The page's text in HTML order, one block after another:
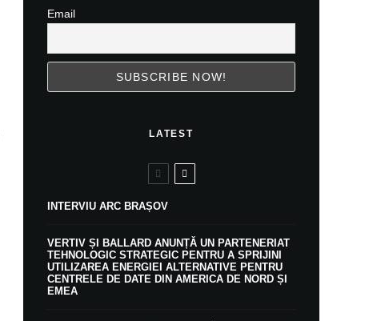
Email
LATEST
INTERVIU ARC BRAȘOV
VERTIV ȘI BALLARD ANUNȚĂ UN PARTENERIAT
TEHNOLOGIC STRATEGIC PENTRU A SPRIJINI
UTILIZAREA ENERGIEI ALTERNATIVE PENTRU
CENTRELE DE DATE DIN AMERICA DE NORD ȘI
EMEA